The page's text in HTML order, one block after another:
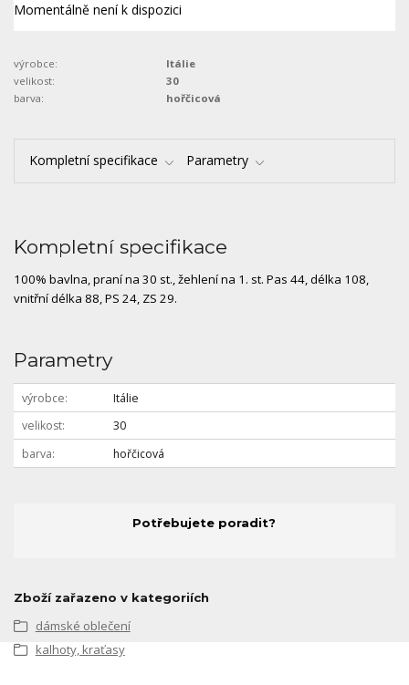
Momentálně není k dispozici
výrobce:
Itálie
velikost:
30
barva:
hořčicová
Kompletní specifikace Parametry
Kompletní specifikace
100% bavlna, praní na 30 st., žehlení na 1. st. Pas 44, délka 108,
vnitřní délka 88, PS 24, ZS 29.
Parametry
výrobce
Itálie
velikost
30
barva
hořčicová
Potřebujete poradit?
Zboží zařazeno v kategoriích
dámské oblečení
kalhoty, kraťasy